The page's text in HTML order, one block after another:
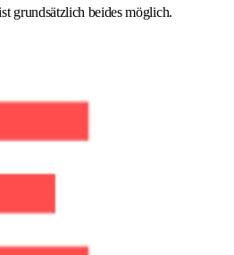
grundsätzlich beides möglich.